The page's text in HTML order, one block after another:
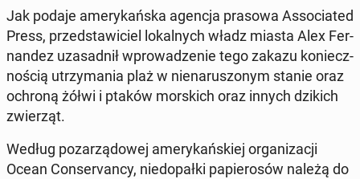
Jak podaje ame­ry­kań­ska agencja prasowa As­so­cia­ted
Press, przed­sta­wi­ciel lo­kal­nych władz miasta Alex Fer­
nan­dez uza­sad­nił wpro­wa­dze­nie tego zakazu ko­niecz­
no­ścią utrzy­ma­nia plaż w nie­na­ru­szo­nym stanie oraz
ochroną żółwi i ptaków mor­skich oraz innych dzikich
zwie­rząt.
Według po­za­rzą­do­wej ame­ry­kań­skiej or­ga­ni­za­cji
Ocean Con­se­rvan­cy, nie­do­pał­ki pa­pie­ro­sów należą do